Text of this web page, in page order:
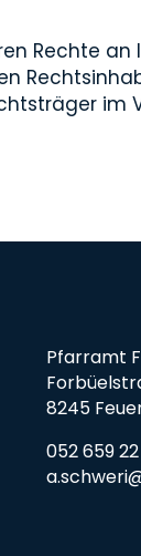
Rechte
im
Pfarramt
8245
052 659